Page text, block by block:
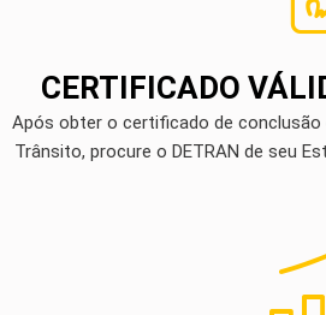
CERTIFICADO
Após obter o certificado de
Trânsito, procure o DETRAN de seu